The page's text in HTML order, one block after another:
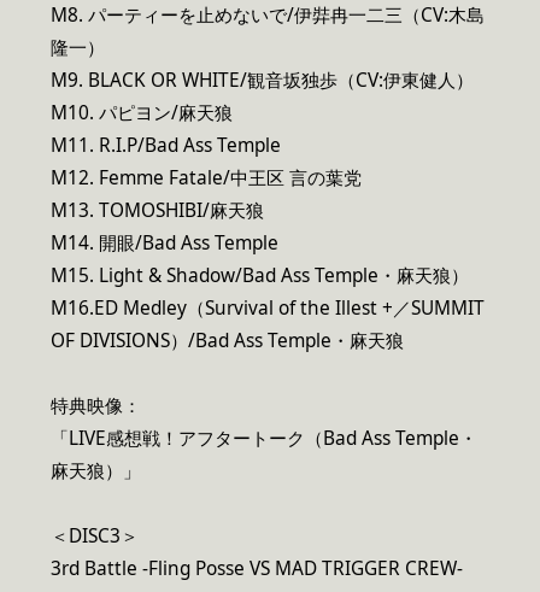
M8. パーティーを止めないで/伊弉冉一二三（CV:木島
隆一）
M9. BLACK OR WHITE/観音坂独歩（CV:伊東健人）
M10. パピヨン/麻天狼
M11. R.I.P/Bad Ass Temple
M12. Femme Fatale/中王区 言の葉党
M13. TOMOSHIBI/麻天狼
M14. 開眼/Bad Ass Temple
M15. Light & Shadow/Bad Ass Temple・麻天狼）
M16.ED Medley（Survival of the Illest +／SUMMIT
OF DIVISIONS）/Bad Ass Temple・麻天狼
特典映像：
「LIVE感想戦！アフタートーク（Bad Ass Temple・
麻天狼）」
＜DISC3＞
3rd Battle -Fling Posse VS MAD TRIGGER CREW-